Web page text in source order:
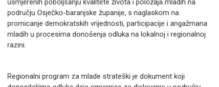
usmjerenih poboljšanju kvalitete života i položaja mladih na
području Osječko-baranjske županije, s naglaskom na
promicanje demokratskih vrijednosti, participacije i angažmana
mladih u procesima donošenja odluka na lokalnoj i regionalnoj
razini.
Regionalni program za mlade strateški je dokument koji